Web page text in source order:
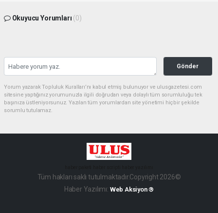
Okuyucu Yorumları (0)
Gönder
Yorum yazarak Topluluk Kuralları’nı kabul etmiş bulunuyor ve ulusgazetesi.com
sitesine yaptığınız yorumunuzla ilgili doğrudan veya dolaylı tüm sorumluluğu tek
başınıza üstleniyorsunuz. Yazılan tüm yorumlardan site yönetimi hiçbir şekilde
sorumlu tutulamaz.
Tüm hakları saklı tutulmaktadır.Copyright 2026©
Haber Yazılımı: Web Aksiyon ®